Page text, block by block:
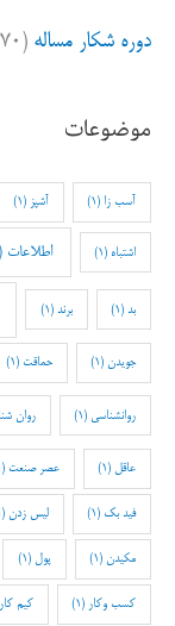
دوره شکار مساله (۷۰)
موضوعات
آسب زا (1) آشپز (1)
اشتباه (1) اطلاعات (2)
بد(1) برند (1)
جویدن (1) حماقت (1)
روانشناسی (1) روان
عاقل (1) عصر صنعت (1)
فید بک(1) لیس زدن (1)
مکیدن (1) پول (1)
کسب وکار (1) کیم